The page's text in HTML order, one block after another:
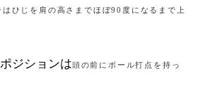
ひじを肩の高さまでほぼ90 度になるまで上
ジションは頭の前にボール打点を持っ